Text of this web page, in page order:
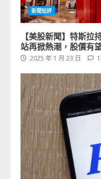
新聞短評
【美股新聞】特斯拉
站再掀熱潮，股價有
2025 年 1 月 23 日